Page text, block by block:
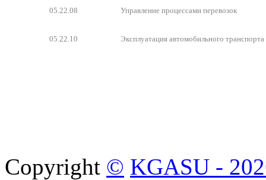
05.22.08 Управление процессами перевозок
05.22.10 Эксплуатация автомобильного транспорта
Copyright © KGASU -